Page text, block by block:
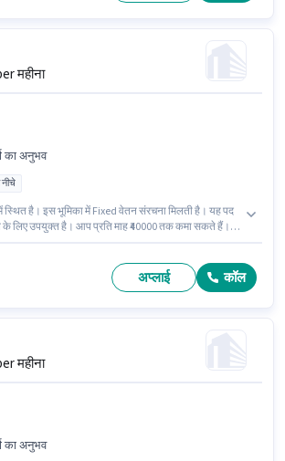
महीना
का अनुभव
नीचे
स्थित है। इस भूमिका में Fixed वेतन संरचना मिलती है। यह पद
के लिए उपयुक्त है। आप प्रति माह ₹40000 तक कमा सकते हैं।
उपयुक्त हैं।
अप्लाई कॉल
महीना
का अनुभव